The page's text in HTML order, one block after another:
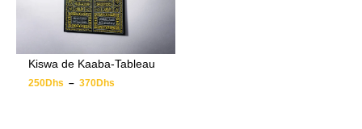
Kiswa de Kaaba-Tableau
250Dhs – 370Dhs